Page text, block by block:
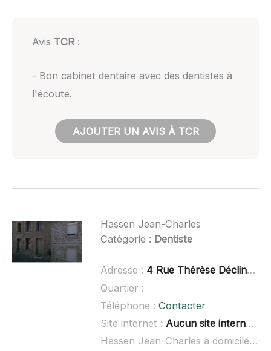
Avis TCR:
- Bon cabinet dentaire avec des dentistes à
l'écoute.
AJOUTER UN AVIS À TCR
Hassen Jean-Charles
Catégorie : Dentiste
Adresse : 4 Rue Thérèse Décline, 42240 Unieux
Quartier :
Téléphone : Contacter
Site internet : Aucun site internet connu
Hassen Jean-Charles à domicile :